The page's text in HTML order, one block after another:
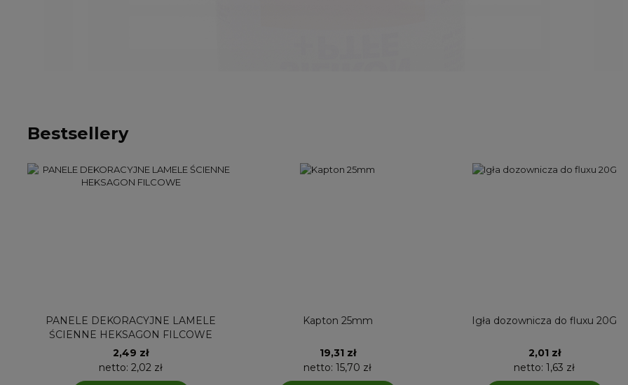
Bestsellery
PANELE DEKORACYJNE LAMELE
ŚCIENNE HEKSAGON FILCOWE
2,49 zł
netto: 2,02 zł
Kapton 25mm
19,31 zł
netto: 15,70 zł
Igła dozownicza do fluxu 20G
2,01 zł
netto: 1,63 zł